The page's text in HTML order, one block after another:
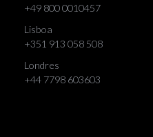
+49 800 0010457
Lisboa
+351 913 058 508
Londres
+44 7798 603603